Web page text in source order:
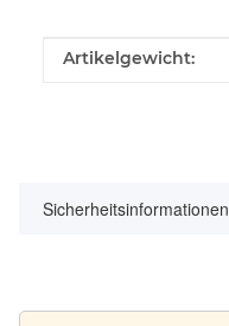
Produkteigenschaft
Wert
Artikelgewicht:
Sicherheitsinformationen